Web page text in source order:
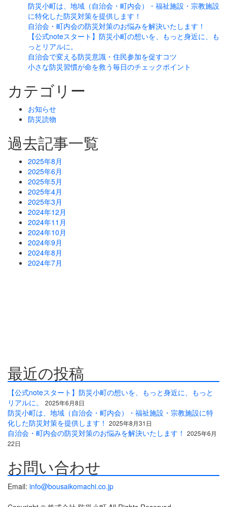
防災小町は、地域（自治会・町内会）・福祉施設・宗教施設
に特化した防災対策を提供します！
自治会・町内会の防災対策のお悩みを解決いたします！
【公式noteスタート】防災小町の想いを、もっと身近に、も
っとリアルに。
自治会で変える防災意識・住民参加を促すコツ
小さな防災習慣が命を救う毎日のチェックポイント
カテゴリー
お知らせ
防災読物
過去記事一覧
2025年8月
2025年6月
2025年5月
2025年4月
2025年3月
2024年12月
2024年11月
2024年10月
2024年9月
2024年8月
2024年7月
最近の投稿
【公式noteスタート】防災小町の想いを、もっと身近に、もっと
リアルに。
2025年6月8日
防災小町は、地域（自治会・町内会）・福祉施設・宗教施設に特
化した防災対策を提供します！ 2025年8月31日
自治会・町内会の防災対策のお悩みを解決いたします！ 2025年6月
22日
お問い合わせ
Email: info@bousaikomachi.co.jp